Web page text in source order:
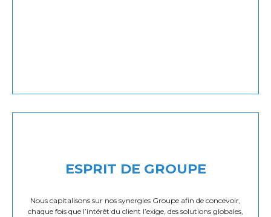
ESPRIT DE GROUPE
Nous capitalisons sur nos synergies Groupe afin de concevoir,
chaque fois que l’intérêt du client l’exige, des solutions globales,